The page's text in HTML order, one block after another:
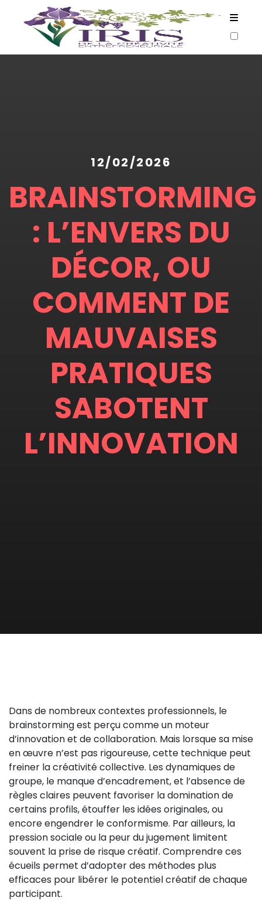
ARTICLES
12/02/2026
BRAINSTORMING
: L’ENVERS DU
DÉCOR, OU
COMMENT DE
MAUVAISES
PRATIQUES
SABOTENT
L’INNOVATION
Dans de nombreux contextes professionnels, le
brainstorming est perçu comme un moteur
d’innovation et de collaboration. Mais lorsque sa mise
en œuvre n’est pas rigoureuse, cette technique peut
freiner la créativité collective. Les dynamiques de
groupe, le manque d’encadrement, et l’absence de
règles claires peuvent favoriser la domination de
certains profils, étouffer les idées originales, ou
encore engendrer le conformisme. Par ailleurs, la
pression sociale ou la peur du jugement limitent
souvent la prise de risque créatif. Comprendre ces
écueils permet d’adopter des méthodes plus
efficaces pour libérer le potentiel créatif de chaque
participant.